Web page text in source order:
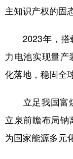
主知识产权的固
2023年，搭载
力电池实现量产
化落地，稳固全
立足我国富煤
立泉前瞻布局钠
为国家能源多元